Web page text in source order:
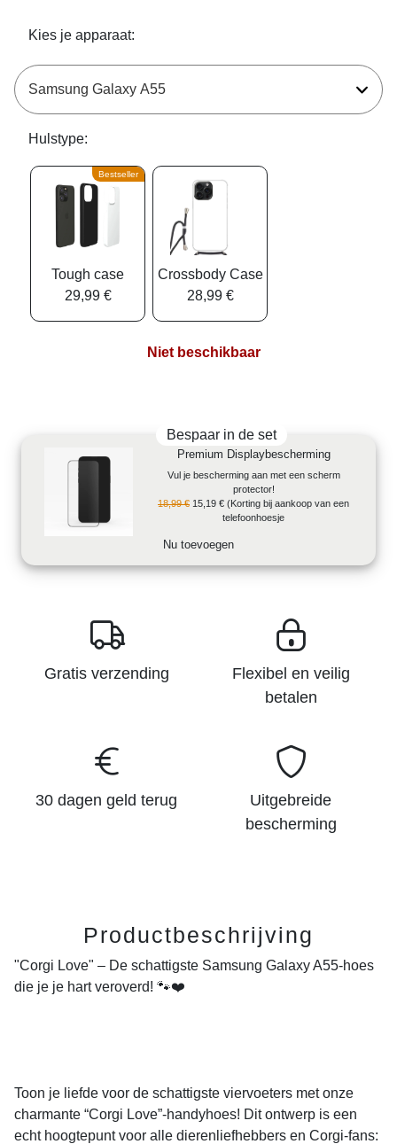
Kies je apparaat:
Hulstype:
Bestseller
Tough case
29,99 €
Crossbody Case
28,99 €
Niet beschikbaar
Bespaar in de set
Premium Displaybescherming
Vul je bescherming aan met een scherm
protector!
18,99 € 15,19 € (Korting bij aankoop van een
telefoonhoesje
Nu toevoegen
Gratis verzending
Flexibel en veilig
betalen
30 dagen geld terug
Uitgebreide
bescherming
Productbeschrijving
"Corgi Love" – De schattigste Samsung Galaxy A55-hoes
die je je hart veroverd! 🐾❤️
Toon je liefde voor de schattigste viervoeters met onze
charmante “Corgi Love”-handyhoes! Dit ontwerp is een
echt hoogtepunt voor alle dierenliefhebbers en Corgi-fans: